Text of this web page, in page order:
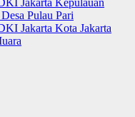
Jakarta Kepulauan
Pulau Pari
Jakarta Kota Jakarta